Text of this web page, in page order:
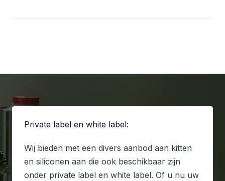
Private label en white label:
Wij bieden met een divers aanbod aan kitten
en siliconen aan die ook beschikbaar zijn
onder private label en white label. Of u nu uw